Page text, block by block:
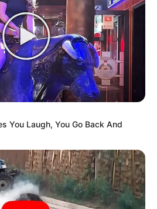
You Laugh, You Go Back And